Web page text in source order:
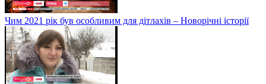
Чим 2021 рік був особливим для дітлахів – Новорічні історії